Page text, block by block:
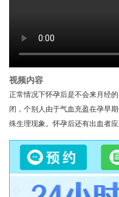
视频内容
正常情况下怀孕后是不会来月经
闭，个别人由于气血充盈在孕早
殊生理现象。怀孕后还有出血者